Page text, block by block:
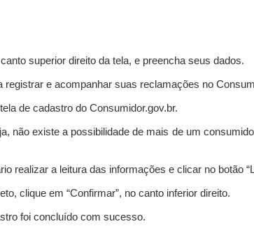
superior direito da tela, e preencha seus dados.
registrar e acompanhar suas reclamações no
de cadastro do Consumidor.gov.br.
não existe a possibilidade de mais de um
realizar a leitura das informações e clicar no botão
clique em “Confirmar”, no canto inferior direito.
foi concluído com sucesso.